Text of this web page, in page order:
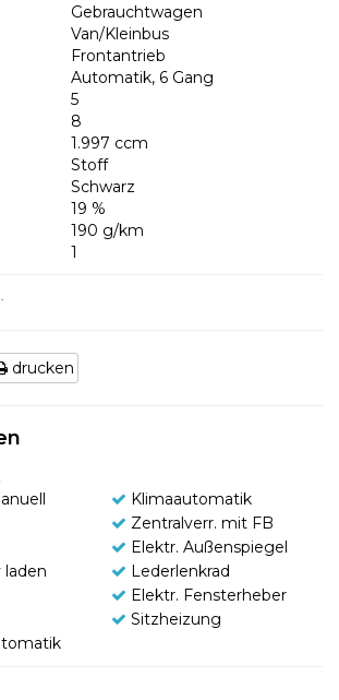
Gebrauchtwagen
Van/Kleinbus
Frontantrieb
Automatik, 6 Gang
5
8
1.997 ccm
Stoff
Schwarz
19 %
190 g/km
1
drucken
Klimaautomatik
Zentralverr. mit FB
Elektr. Außenspiegel
laden
Lederlenkrad
Elektr. Fensterheber
Sitzheizung